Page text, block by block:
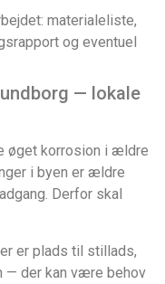
materialeliste,
og eventuel
— lokale
øget korrosion i ældre
i byen er ældre
Derfor skal
er plads til stillads,
— der kan være behov